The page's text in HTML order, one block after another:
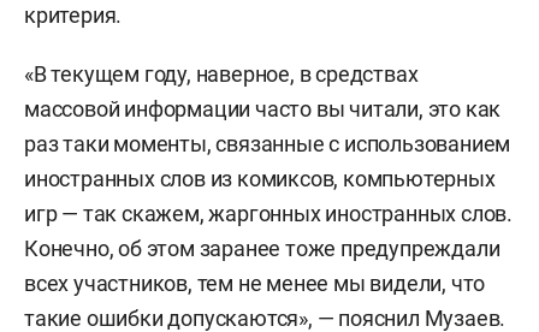
критерия.
«В текущем году, наверное, в средствах
массовой информации часто вы читали, это как
раз таки моменты, связанные с использованием
иностранных слов из комиксов, компьютерных
игр — так скажем, жаргонных иностранных слов.
Конечно, об этом заранее тоже предупреждали
всех участников, тем не менее мы видели, что
такие ошибки допускаются», — пояснил Музаев.